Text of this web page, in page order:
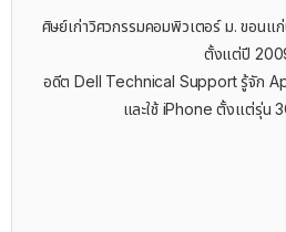
ศิษย์เก่าวิศวกรรมคอมพิวเตอร์ ม. ขอน
ตั้งแต่ปี
อดีต Dell Technical Support รู้จัก
และใช้ iPhone ตั้งแต่รุ่น